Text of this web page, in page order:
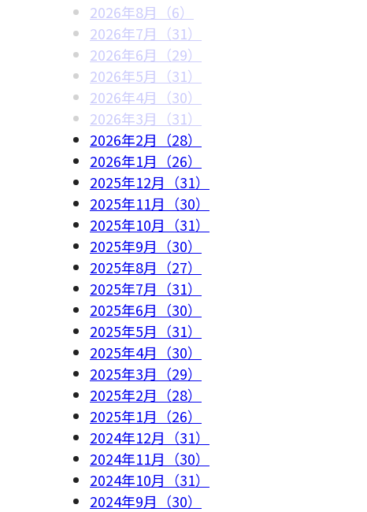
2026年8月（6）
2026年7月（31）
2026年6月（29）
2026年5月（31）
2026年4月（30）
2026年3月（31）
2026年2月（28）
2026年1月（26）
2025年12月（31）
2025年11月（30）
2025年10月（31）
2025年9月（30）
2025年8月（27）
2025年7月（31）
2025年6月（30）
2025年5月（31）
2025年4月（30）
2025年3月（29）
2025年2月（28）
2025年1月（26）
2024年12月（31）
2024年11月（30）
2024年10月（31）
2024年9月（30）